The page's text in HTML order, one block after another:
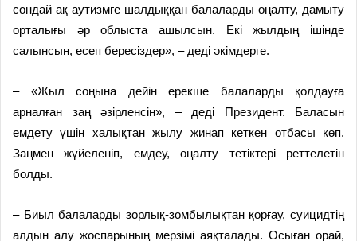
сондай ақ аутизмге шалдыққан балаларды оңалту, дамыту
орталығы әр облыста ашылсын. Екі жылдың ішінде
салынсын, есеп бересіздер», – деді әкімдерге.
– «Жыл соңына дейін ерекше балаларды қолдауға
арналған заң әзірленсін», – деді Президент. Баласын
емдету үшін халықтан жылу жинап кеткен отбасы көп.
Заңмен жүйеленіп, емдеу, оңалту тетіктері реттелетін
болды.
– Биыл балаларды зорлық-зомбылықтан қорғау, суицидтің
алдын алу жоспарының мерзімі аяқталады. Осыған орай,